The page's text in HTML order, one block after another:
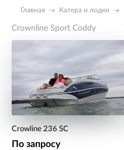
Главная Катера и лодки
Crownline Sport Coddy
Crowline 236 SC
По запросу